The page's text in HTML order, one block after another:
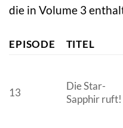
die in Volume 3
EPISODE TITEL
13
Die Star-
Sapphir ruft!